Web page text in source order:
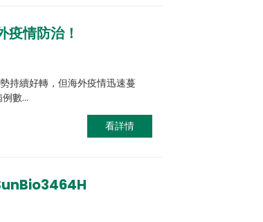
疫情防治！
持續好轉，但海外疫情迅速蔓
例數…
看詳情